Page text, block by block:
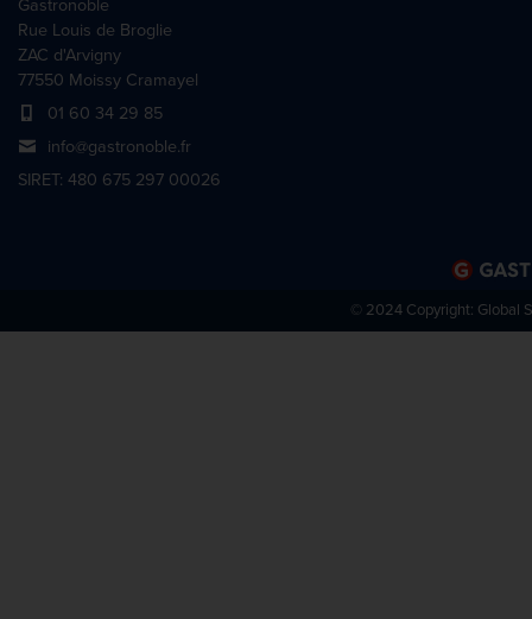
Gastronoble
Rue Louis de Broglie
ZAC d'Arvigny
77550 Moissy Cramayel
01 60 34 29 85
info@gastronoble.fr
SIRET: 480 675 297 00026
© 2024 Copyright: Global